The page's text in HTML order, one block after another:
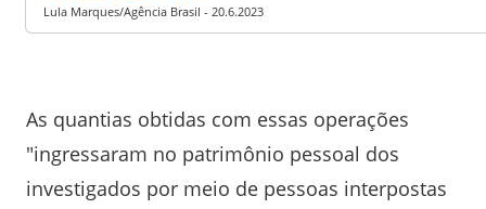
Lula Marques/Agência Brasil - 20.6.2023
As quantias obtidas com essas operações
"ingressaram no patrimônio pessoal dos
investigados por meio de pessoas interpostas